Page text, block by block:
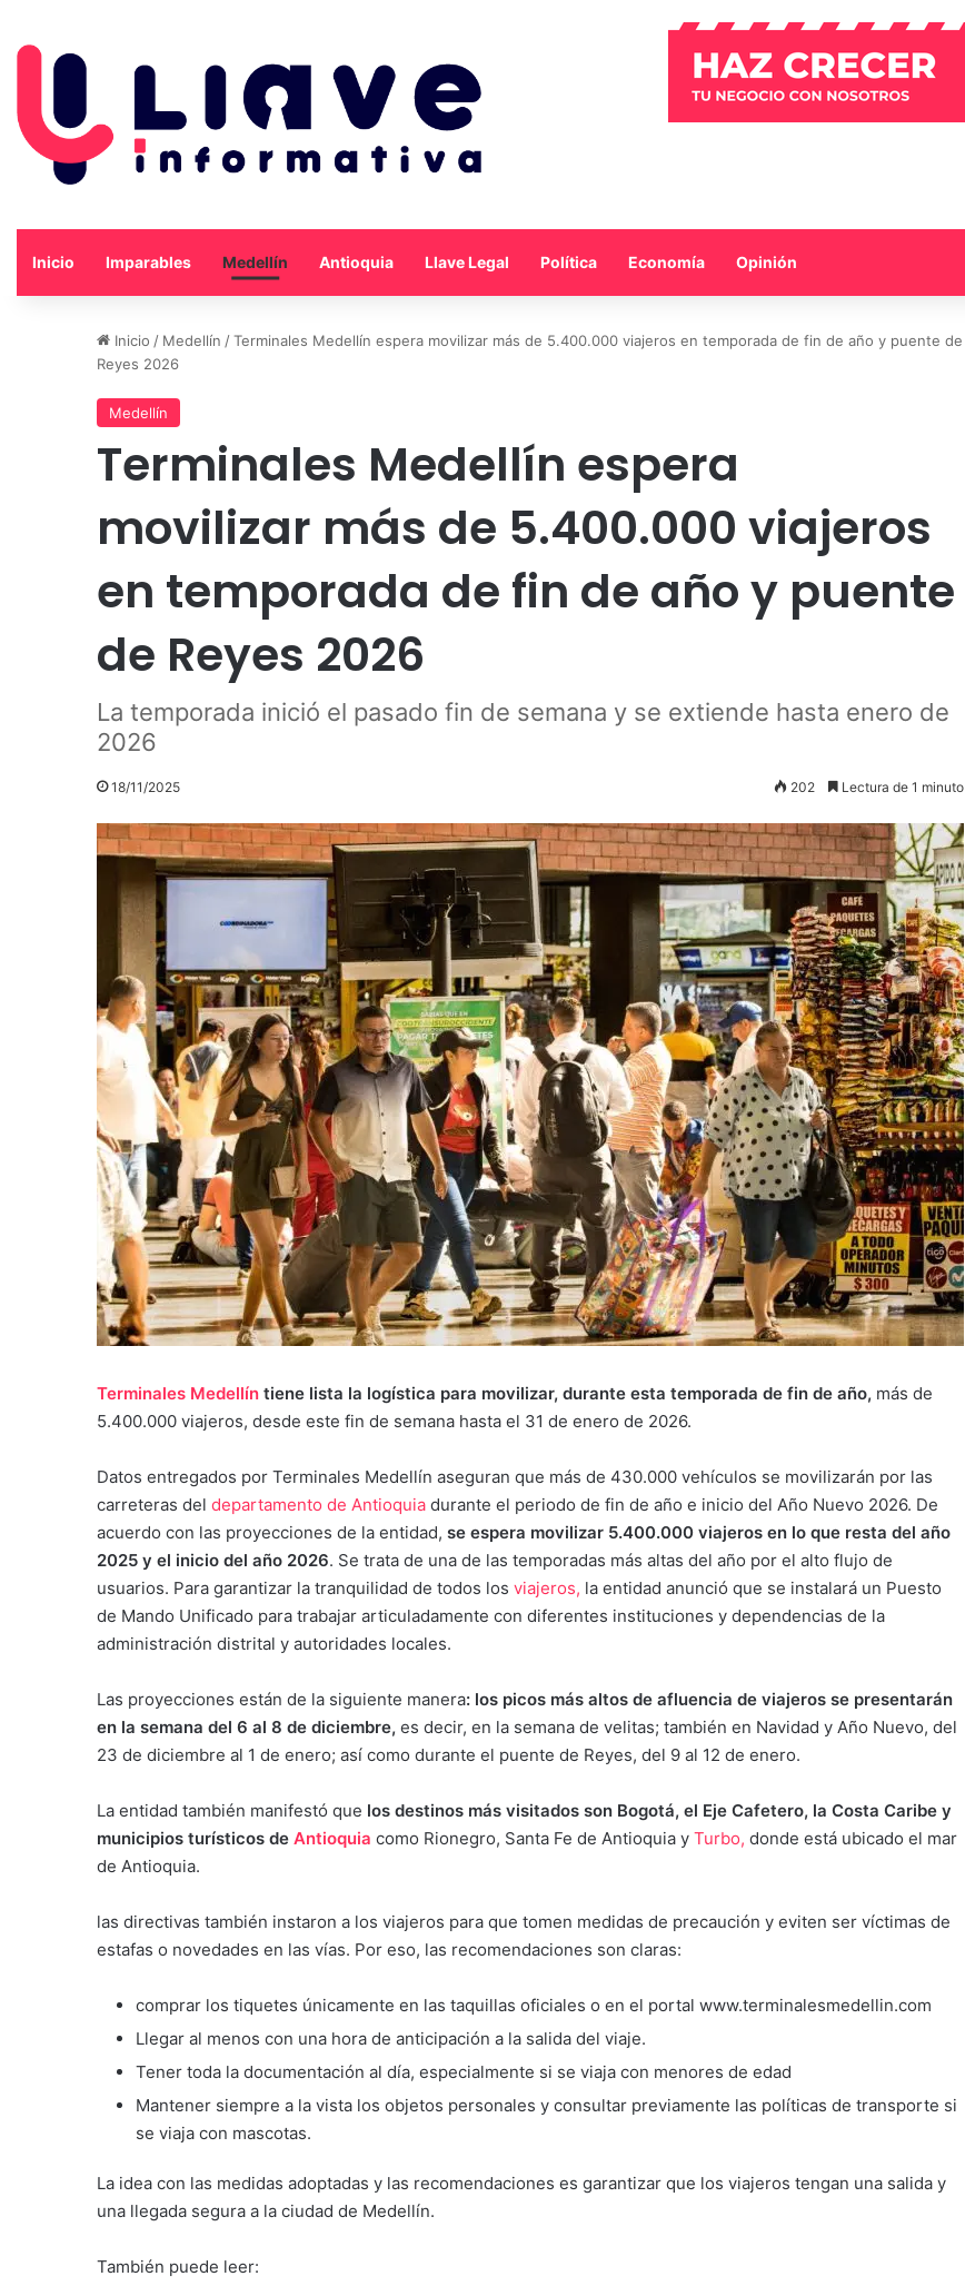
Inicio Imparables Medellín Antioquia Llave Legal Política Economía Opinión
Inicio / Medellín /Terminales Medellín espera movilizar más de 5.400.000 viajeros en temporada de fin de año y puente de
Reyes 2026
Medellín
Terminales Medellín espera
movilizar más de 5.400.000 viajeros
en temporada de fin de año y puente
de Reyes 2026
La temporada inició el pasado fin de semana y se extiende hasta enero de
2026
18/11/2025 202 Lectura de 1 minuto
Terminales Medellín tiene lista la logística para movilizar, durante esta temporada de fin de año, más de
5.400.000 viajeros, desde este fin de semana hasta el 31 de enero de 2026.
Datos entregados por Terminales Medellín aseguran que más de 430.000 vehículos se movilizarán por las
carreteras del departamento de Antioquia durante el periodo de fin de año e inicio del Año Nuevo 2026. De
acuerdo con las proyecciones de la entidad, se espera movilizar 5.400.000 viajeros en lo que resta del año
2025 y el inicio del año 2026. Se trata de una de las temporadas más altas del año por el alto flujo de
usuarios. Para garantizar la tranquilidad de todos los viajeros, la entidad anunció que se instalará un Puesto
de Mando Unificado para trabajar articuladamente con diferentes instituciones y dependencias de la
administración distrital y autoridades locales.
Las proyecciones están de la siguiente manera: los picos más altos de afluencia de viajeros se presentarán
en la semana del 6 al 8 de diciembre, es decir, en la semana de velitas; también en Navidad y Año Nuevo, del
23 de diciembre al 1 de enero; así como durante el puente de Reyes, del 9 al 12 de enero.
La entidad también manifestó que los destinos más visitados son Bogotá, el Eje Cafetero, la Costa Caribe y
municipios turísticos de Antioquia como Rionegro, Santa Fe de Antioquia y Turbo, donde está ubicado el mar
de Antioquia.
las directivas también instaron a los viajeros para que tomen medidas de precaución y eviten ser víctimas de
estafas o novedades en las vías. Por eso, las recomendaciones son claras:
comprar los tiquetes únicamente en las taquillas oficiales o en el portal www.terminalesmedellin.com
Llegar al menos con una hora de anticipación a la salida del viaje.
Tener toda la documentación al día, especialmente si se viaja con menores de edad
Mantener siempre a la vista los objetos personales y consultar previamente las políticas de transporte si
se viaja con mascotas.
La idea con las medidas adoptadas y las recomendaciones es garantizar que los viajeros tengan una salida y
una llegada segura a la ciudad de Medellín.
También puede leer: